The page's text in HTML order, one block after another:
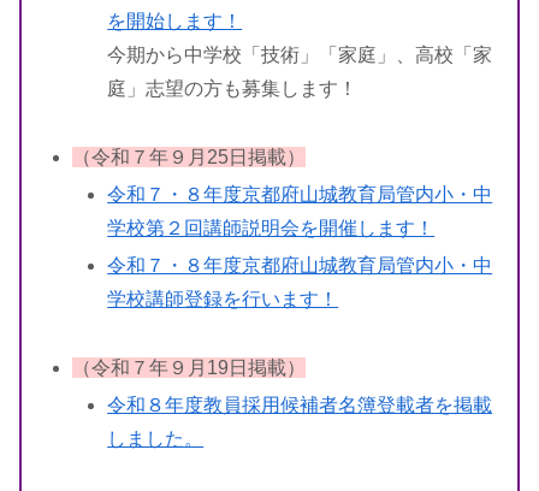
を開始します！
今期から中学校「技術」「家庭」、高校「家
庭」志望の方も募集します！
（令和７年９月25日掲載）
令和７・８年度京都府山城教育局管内小・中
学校第２回講師説明会を開催します！
令和７・８年度京都府山城教育局管内小・中
学校講師登録を行います！
（令和７年９月19日掲載）
令和８年度教員採用候補者名簿登載者を掲載
しました。